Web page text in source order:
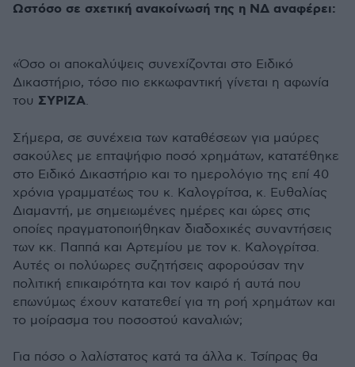
Ωστόσο σε σχετική ανακοίνωσή της η ΝΔ αναφέρει:
«Όσο οι αποκαλύψεις συνεχίζονται στο Ειδικό
Δικαστήριο, τόσο πιο εκκωφαντική γίνεται η αφωνία
του ΣΥΡΙΖΑ.
Σήμερα, σε συνέχεια των καταθέσεων για μαύρες
σακούλες με επταψήφιο ποσό χρημάτων, κατατέθηκε
στο Ειδικό Δικαστήριο και το ημερολόγιο της επί 40
χρόνια γραμματέως του κ. Καλογρίτσα, κ. Ευθαλίας
Διαμαντή, με σημειωμένες ημέρες και ώρες στις
οποίες πραγματοποιήθηκαν διαδοχικές συναντήσεις
των κκ. Παππά και Αρτεμίου με τον κ. Καλογρίτσα.
Αυτές οι πολύωρες συζητήσεις αφορούσαν την
πολιτική επικαιρότητα και τον καιρό ή αυτά που
επωνύμως έχουν κατατεθεί για τη ροή χρημάτων και
το μοίρασμα του ποσοστού καναλιών;
Για πόσο ο λαλίστατος κατά τα άλλα κ. Τσίπρας θα